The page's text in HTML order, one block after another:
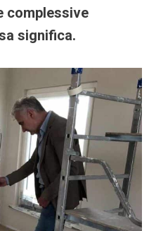
complessive
significa.